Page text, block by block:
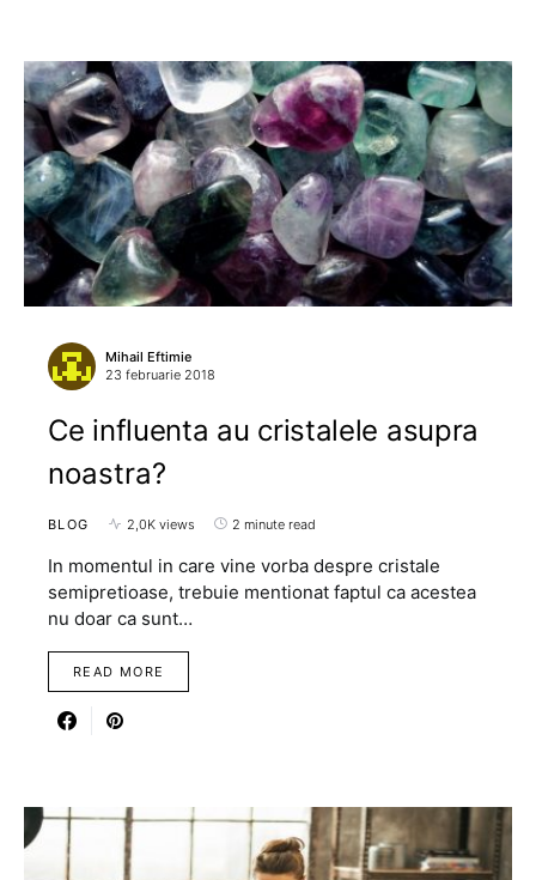
Mihail Eftimie
23 februarie 2018
Ce influenta au cristalele asupra
noastra?
BLOG 2,0K views 2 minute read
In momentul in care vine vorba despre cristale
semipretioase, trebuie mentionat faptul ca acestea
nu doar ca sunt…
READ MORE